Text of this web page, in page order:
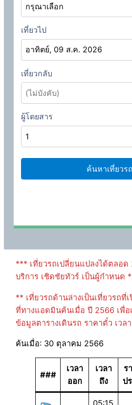
*** เที่ยวรถเปลี่ยนแปลงได้ตลอ
บริการ เชิดชัยทัวร์ เป็นผู้กำหนด
** เที่ยวรถด้านล่างเป็นเที่ยวรถที่
ที่ทางแอดมินค้นเมื่อ ปี 2566 เพื่อ
ข้อมูลตารางเดินรถ ราคาตั๋ว เวล
ค้นเมื่อ: 30 ตุลาคม 2566
###
เวลา
ออก
เวลา
ถึง
ร
ป